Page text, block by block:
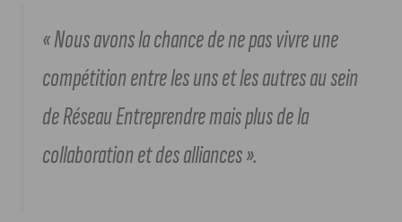
« Nous avons la chance de ne pas vivre une
compétition entre les uns et les autres au sein
de Réseau Entreprendre mais plus de la
collaboration et des alliances ».